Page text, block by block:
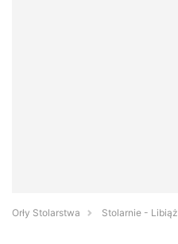
Orły Stolarstwa Stolarnie - Libiąż